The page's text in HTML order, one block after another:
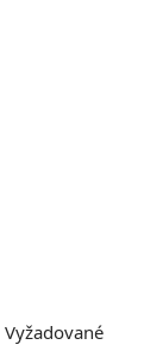
Vyžadované